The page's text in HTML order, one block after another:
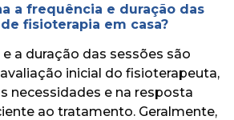
a frequência e duração das
fisioterapia em casa?
a duração das sessões são
inicial do fisioterapeuta,
necessidades e na resposta
ao tratamento. Geralmente,